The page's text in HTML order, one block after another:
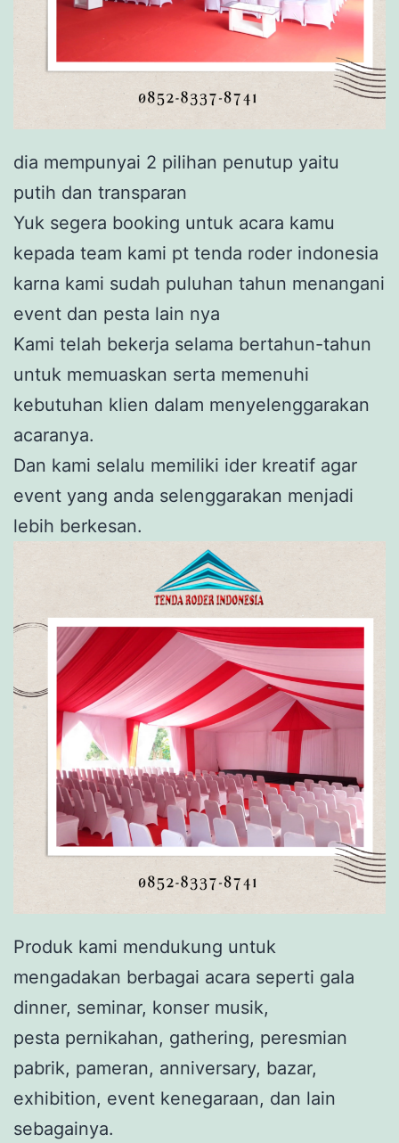
dia mempunyai 2 pilihan penutup yaitu
putih dan transparan
Yuk segera booking untuk acara kamu
kepada team kami pt tenda roder indonesia
karna kami sudah puluhan tahun menangani
event dan pesta lain nya
Kami telah bekerja selama bertahun-tahun
untuk memuaskan serta memenuhi
kebutuhan klien dalam menyelenggarakan
acaranya.
Dan kami selalu memiliki ider kreatif agar
event yang anda selenggarakan menjadi
lebih berkesan.
Produk kami mendukung untuk
mengadakan berbagai acara seperti gala
dinner, seminar, konser musik,
pesta pernikahan, gathering, peresmian
pabrik, pameran, anniversary, bazar,
exhibition, event kenegaraan, dan lain
sebagainya.